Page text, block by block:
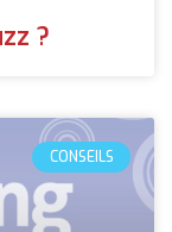
?
CONSEILS